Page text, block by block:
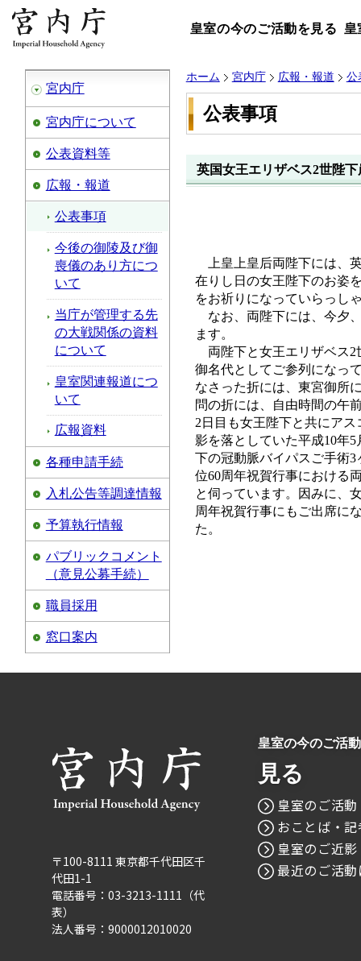
皇室の今のご活動を見る 皇
宮内庁
宮内庁について
公表資料等
広報・報道
公表事項
今後の御陵及び御
喪儀のあり方につ
いて
当庁が管理する先
の大戦関係の資料
について
皇室関連報道につ
いて
広報資料
各種申請手続
入札公告等調達情報
予算執行情報
パブリックコメント
（意見公募手続）
職員採用
窓口案内
ホーム 宮内庁 広報・報道 公
公表事項
英国女王エリザベス2世陛
上皇上皇后両陛下には、
在りし日の女王陛下のお姿
をお祈りになっていらっし
なお、両陛下には、今夕
ます。
両陛下と女王エリザベス
御名代としてご参列になっ
なさった折には、東宮御所
問の折には、自由時間の午
2日目も女王陛下と共にア
影を落としていた平成10年
下の冠動脈バイパスご手術
位60周年祝賀行事における
と伺っています。因みに、
周年祝賀行事にもご出席に
た。
〒100-8111 東京都千代田区千
代田1-1
電話番号：03-3213-1111（代
表）
法人番号：9000012010020
皇室の今のご活
見る
皇室のご活
おことば・
皇室のご近影
最近のご活